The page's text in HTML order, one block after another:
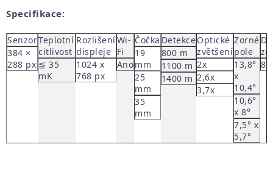
Specifikace:
Senzor
384 ×
288 px
Teplotní
citlivost
≦ 35
mK
Rozlišení
displeje
1024 x
768 px
Wi-
Fi
Ano
Čočka
19
mm
25
mm
35
mm
Detekce
800 m
1100 m
1400 m
Optické
zvětšení
2x
2,6x
3,7x
Zorné
pole
13,8°
x
10,4°
10,6°
x 8°
7,5° x
5,7°
8x